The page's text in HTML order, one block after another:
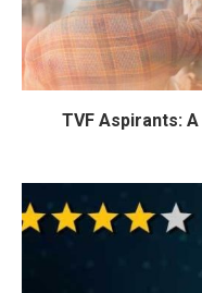
TVF Aspirants: